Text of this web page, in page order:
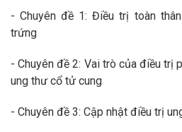
- Chuyên đề 1: Điều trị toàn
trứng
- Chuyên đề 2: Vai trò của điều trị
ung thư cổ tử cung
- Chuyên đề 3: Cập nhật điều trị